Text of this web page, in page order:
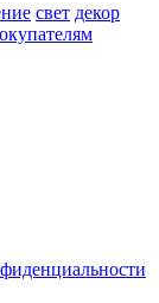
свет декор